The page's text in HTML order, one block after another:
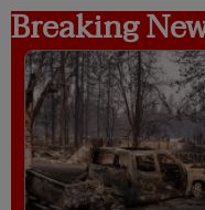
Breaking